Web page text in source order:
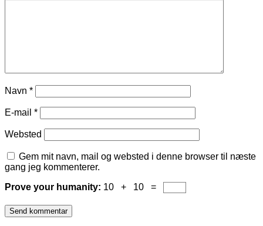
Navn *
E-mail *
Websted
Gem mit navn, mail og websted i denne browser til næste
gang jeg kommenterer.
Prove your humanity: 10 + 10 =